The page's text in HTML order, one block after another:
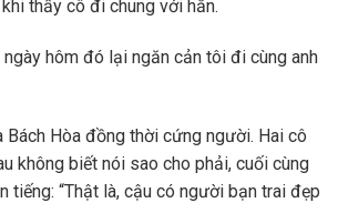
thấy cô đi chung với hắn.
hôm đó lại ngăn cản tôi đi cùng anh
Bách Hòa đồng thời cứng người. Hai cô
không biết nói sao cho phải, cuối cùng
tiếng: “Thật là, cậu có người bạn trai đẹp